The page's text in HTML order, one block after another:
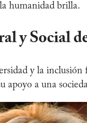
humanidad brilla.
y Social
y la inclusión
apoyo a una